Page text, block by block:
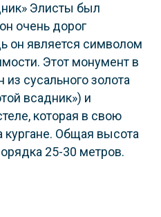
Элисты был
очень дорог
он является символом
Этот монумент в
сусального золота
всадник») и
которая в свою
Общая высота
25-30 метров.